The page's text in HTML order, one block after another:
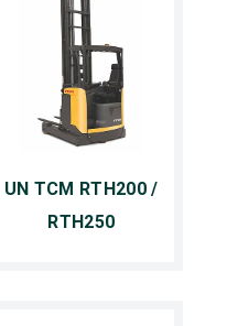
UN TCM RTH200 /
RTH250